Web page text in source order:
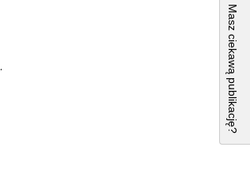
Masz ciekawą publikację?